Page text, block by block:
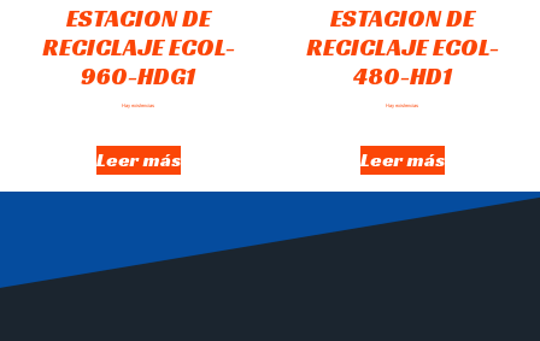
ESTACION DE
RECICLAJE ECOL-
960-HDG1
Hay existencias
Leer más
ESTACION DE
RECICLAJE ECOL-
480-HD1
Hay existencias
Leer más